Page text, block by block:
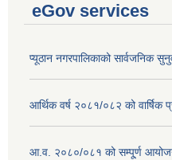
eGov services
प्यूठान नगरपालिकाको सार्वजनिक
आर्थिक वर्ष २०८१/०८२ को वार्षिक
आ.व. २०८०/०८१ को सम्पू्र्ण